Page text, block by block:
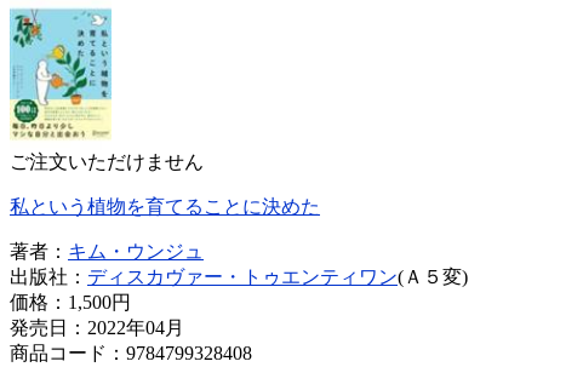
ご注文いただけません
私という植物を育てることに決めた
著者： キム・ウンジュ
出版社： ディスカヴァー・トゥエンティワン(Ａ５変)
価格： 1,500円
発売日：2022年04月
商品コード：9784799328408